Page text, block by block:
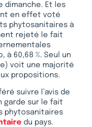
dimanche. Et les
en effet voté
phytosanitaires à
rejeté le fait
60,68 %. Seul un
voit une majorité
propositions.
suivre l’avis de
garde sur le fait
phytosanitaires
du pays.